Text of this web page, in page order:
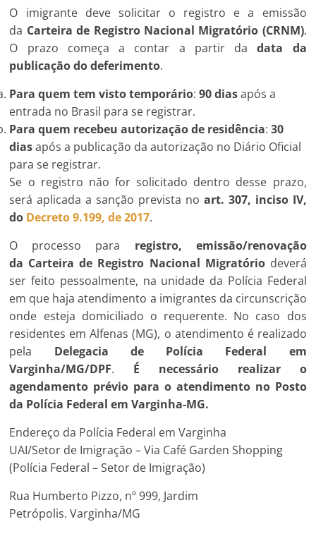
O imigrante deve solicitar o registro e a emissão
da Carteira de Registro Nacional Migratório (CRNM).
O prazo começa a contar a partir dadata da
publicação do deferimento.
Para quem tem visto temporário:90 diasapós a
entrada no Brasil para se registrar.
Para quem recebeu autorização de residência:30
diasapós a publicação da autorização no Diário Oficial
para se registrar.
Se o registro não for solicitado dentro desse prazo,
será aplicada a sanção prevista no art. 307, inciso IV,
do Decreto 9.199, de 2017.
O processo para registro, emissão/renovação
da Carteira de Registro Nacional Migratóriodeverá
ser feito pessoalmente, na unidade da Polícia Federal
em que haja atendimento a imigrantes da circunscrição
onde esteja domiciliado o requerente. No caso dos
residentes em Alfenas (MG), o atendimento é realizado
pela Delegacia de Polícia Federal em
Varginha/MG/DPF. É necessário realizar o
agendamento prévio para o atendimento no Posto
da Polícia Federal em Varginha-MG.
Endereço da Polícia Federal em Varginha
UAI/Setor de Imigração – Via Café Garden Shopping
(Polícia Federal – Setor de Imigração)
Rua Humberto Pizzo, nº 999, Jardim
Petrópolis. Varginha/MG